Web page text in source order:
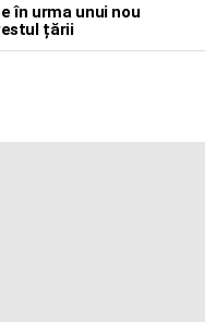
în urma unui nou
țării